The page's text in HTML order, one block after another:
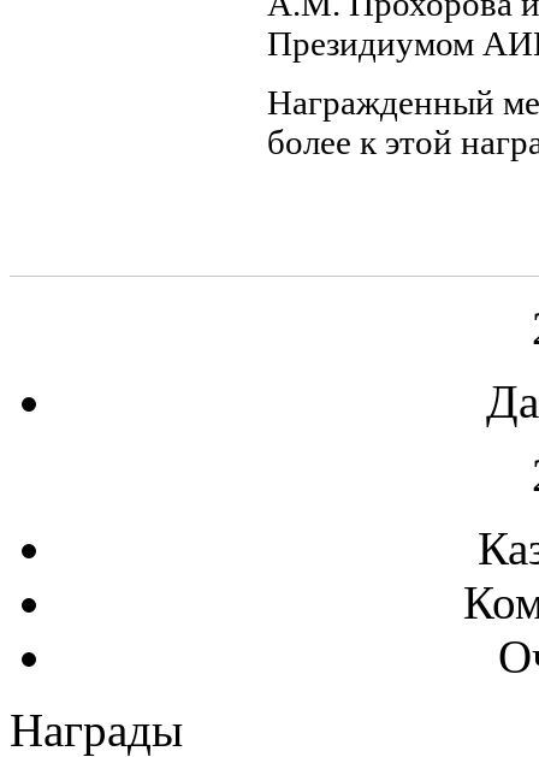
Президиумом
Награжденный
более к этой
Награды